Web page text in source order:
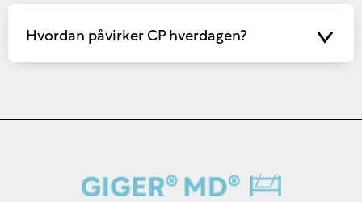
Hvordan påvirker CP hverdagen?